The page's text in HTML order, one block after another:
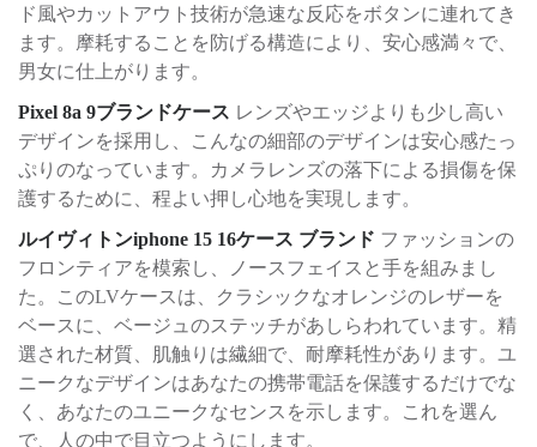
ド風やカットアウト技術が急速な反応をボタンに連れてき
ます。摩耗することを防げる構造により、安心感満々で、
男女に仕上がります。
Pixel 8a 9ブランドケース レンズやエッジよりも少し高い
デザインを採用し、こんなの細部のデザインは安心感たっ
ぷりのなっています。カメラレンズの落下による損傷を保
護するために、程よい押し心地を実現します。
ルイヴィトンiphone 15 16ケース ブランド ファッションの
フロンティアを模索し、ノースフェイスと手を組みまし
た。このLVケースは、クラシックなオレンジのレザーを
ベースに、ベージュのステッチがあしらわれています。精
選された材質、肌触りは繊細で、耐摩耗性があります。ユ
ニークなデザインはあなたの携帯電話を保護するだけでな
く、あなたのユニークなセンスを示します。これを選ん
で、人の中で目立つようにします。